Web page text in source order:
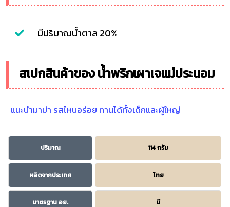
มีปริมาณน้ำตาล 20%
สเปกสินค้าของ น้ำพริกเผาเจแม่ประนอม
แนะนำมาม่า รสไหนอร่อย ทานได้ทั้งเด็กและผู้ใหญ่
ปริมาณ 114 กรัม
ผลิตจากประเทศ ไทย
มาตรฐาน อย. มี